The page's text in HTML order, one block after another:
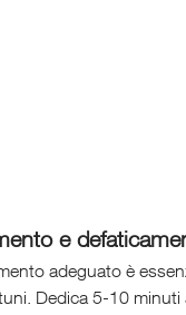
e
adeguato è
Dedica 5-10 minuti